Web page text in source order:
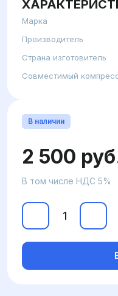
Марка
Производитель
Страна изготовитель
Совместимый
В наличии
2 500
В том числе НДС 5%